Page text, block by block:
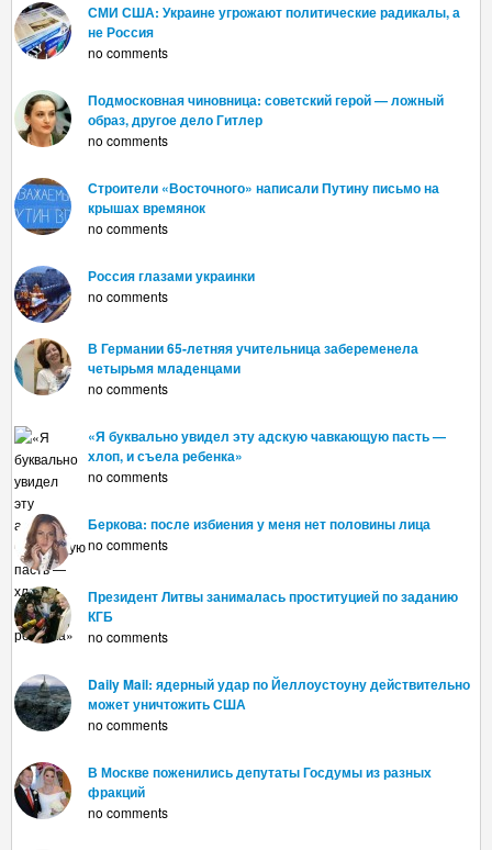
СМИ США: Украине угрожают политические радикалы, а
не Россия
no comments
Подмосковная чиновница: советский герой — ложный
образ, другое дело Гитлер
no comments
Строители «Восточного» написали Путину письмо на
крышах времянок
no comments
Россия глазами украинки
no comments
В Германии 65-летняя учительница забеременела
четырьмя младенцами
no comments
«Я буквально увидел эту адскую чавкающую пасть —
хлоп, и съела ребенка»
no comments
Беркова: после избиения у меня нет половины лица
no comments
Президент Литвы занималась проституцией по заданию
КГБ
no comments
Daily Mail: ядерный удар по Йеллоустоуну действительно
может уничтожить США
no comments
В Москве поженились депутаты Госдумы из разных
фракций
no comments